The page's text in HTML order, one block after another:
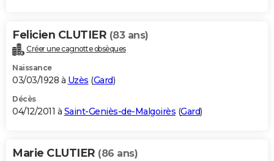
Felicien CLUTIER (83 ans)
Créer une cagnotte obsèques
Naissance
03/03/1928 à Uzès (Gard)
Décès
04/12/2011 à Saint-Geniès-de-Malgoirès (Gard)
Marie CLUTIER (86 ans)